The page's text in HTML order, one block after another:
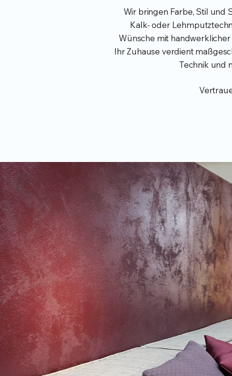
Wir bringen Farbe, Stil und
Kalk- oder
Wünsche mit
Ihr Zuhause verdient
Technik und